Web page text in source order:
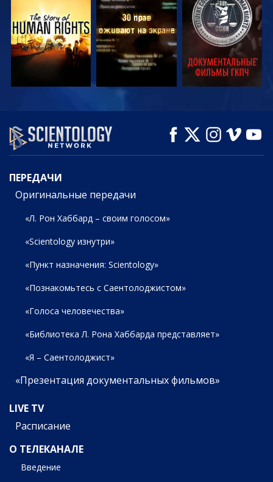
СМОТРЕТЬ СМОТРЕТЬ СМОТРЕТЬ
СМОТРЕТЬ СМОТРЕТЬ
СМОТРЕТЬ
ПЕРЕДАЧИ
ПЕРЕДАЧИ
Оригинальные передачи
«Л. Рон Хаббард – своим голосом»
«Scientology изнутри»
«Пункт назначения: Scientology»
«Познакомьтесь с Саентолоджистом»
«Голоса человечества»
«Библиотека Л. Рона Хаббарда представляет»
«Я – Саентолоджист»
«Презентация документальных фильмов»
LIVE TV
Расписание
О ТЕЛЕКАНАЛЕ
Введение